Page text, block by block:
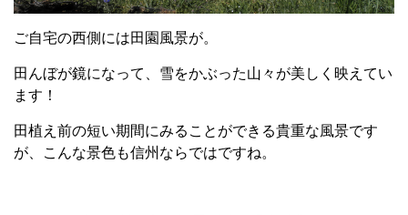
ご自宅の西側には田園風景が。
田んぼが鏡になって、雪をかぶった山々が美しく映えてい
ます！
田植え前の短い期間にみることができる貴重な風景です
が、こんな景色も信州ならではですね。